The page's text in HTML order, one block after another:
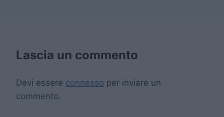
Lascia un commento
Devi essere connesso per inviare un
commento.